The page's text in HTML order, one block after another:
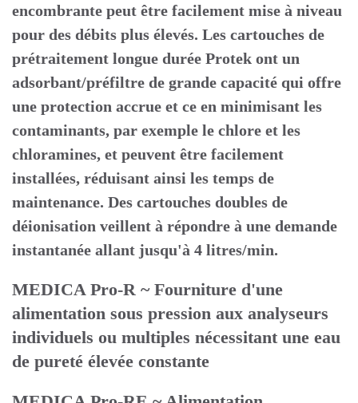
encombrante peut être facilement mise à niveau
pour des débits plus élevés. Les cartouches de
prétraitement longue durée Protek ont un
adsorbant/préfiltre de grande capacité qui offre
une protection accrue et ce en minimisant les
contaminants, par exemple le chlore et les
chloramines, et peuvent être facilement
installées, réduisant ainsi les temps de
maintenance. Des cartouches doubles de
déionisation veillent à répondre à une demande
instantanée allant jusqu'à 4 litres/min.
MEDICA Pro-R ~ Fourniture d'une
alimentation sous pression aux analyseurs
individuels ou multiples nécessitant une eau
de pureté élevée constante